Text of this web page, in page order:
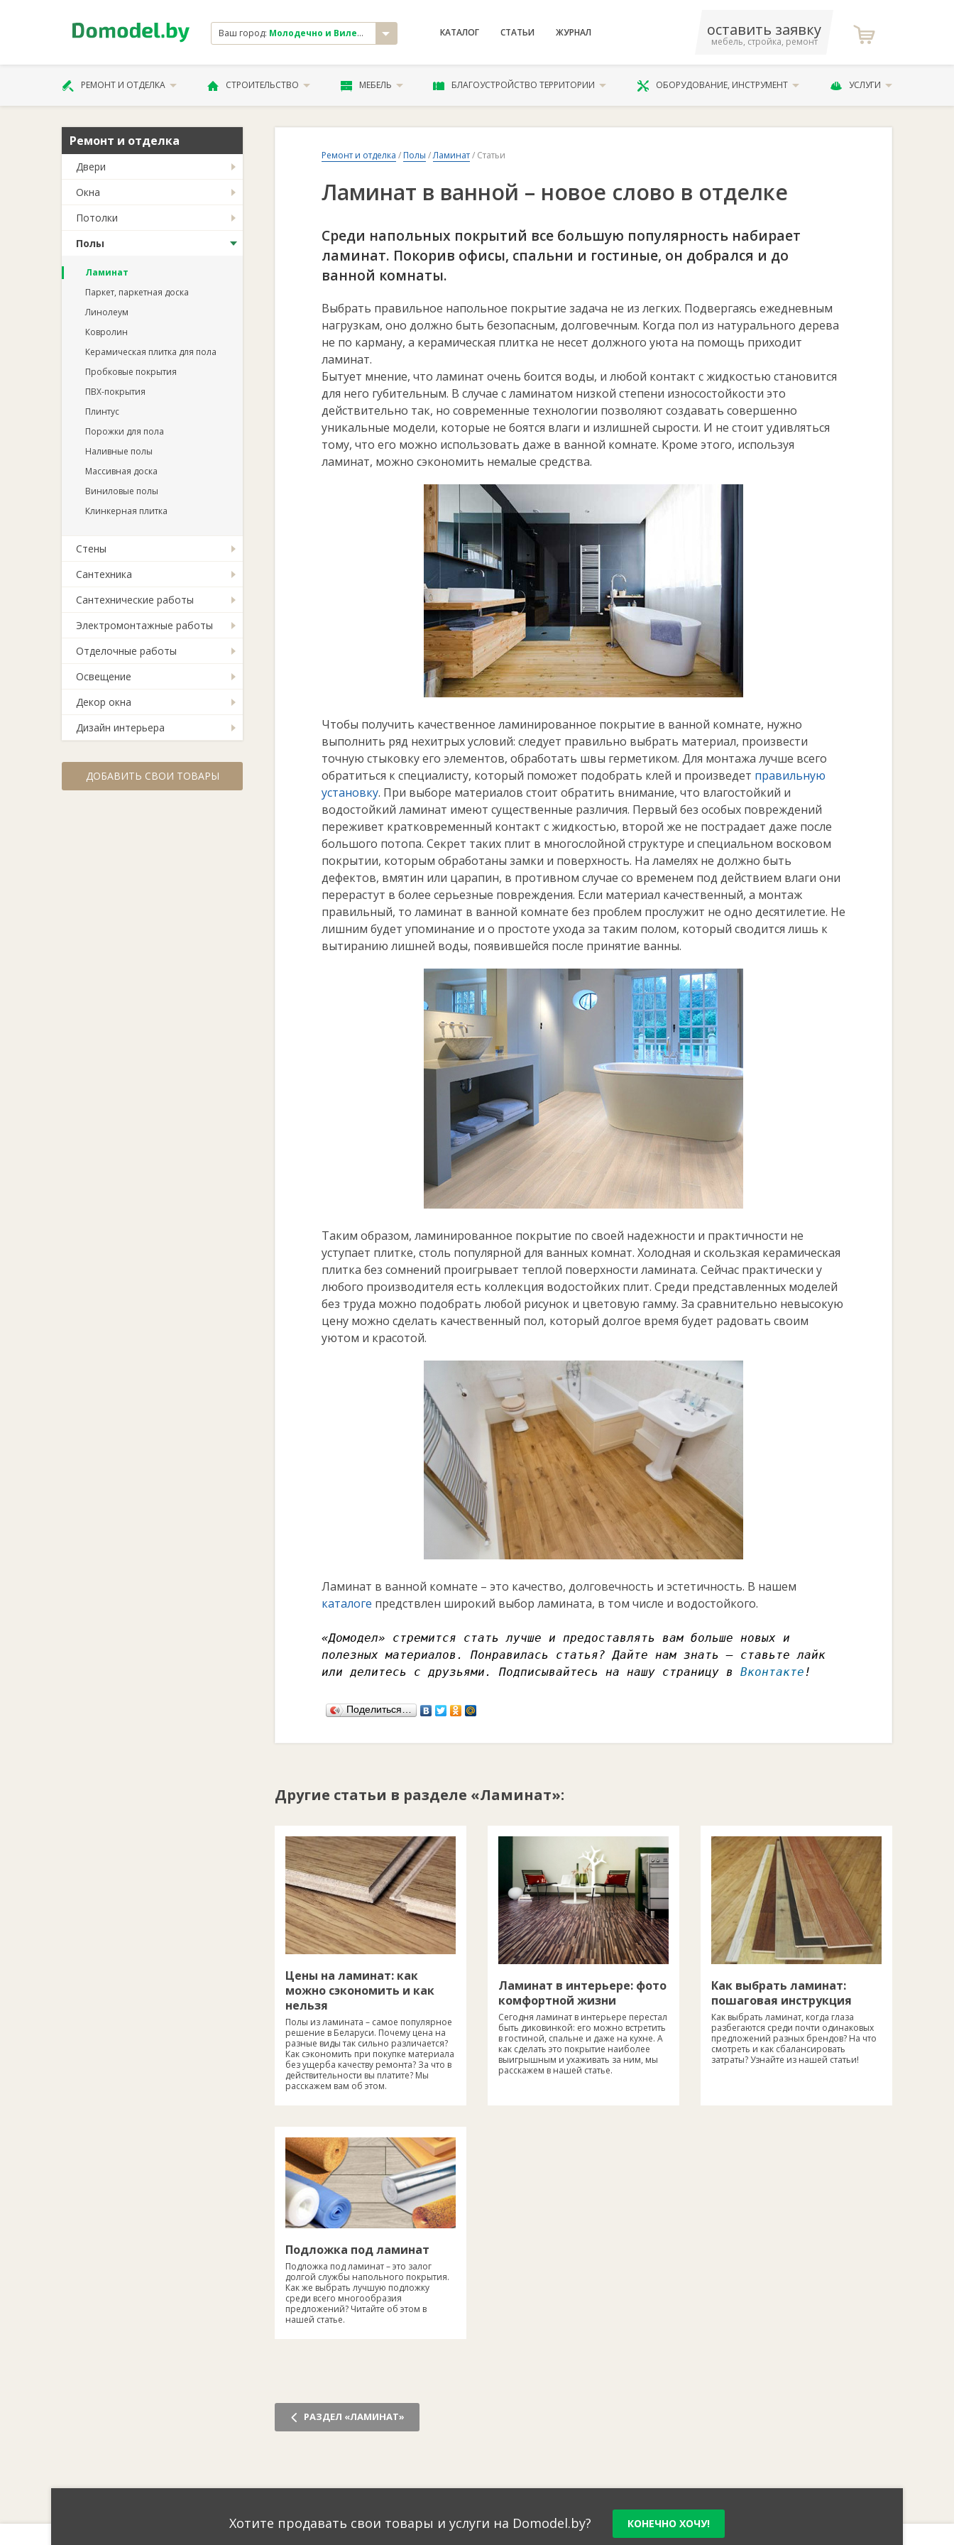
Ваш город: Молодечно и Вилейка КАТАЛОГ СТАТЬИ ЖУРНАЛ оставить заявку
мебель, стройка, ремонт
РЕМОНТ И ОТДЕЛКА СТРОИТЕЛЬСТВО МЕБЕЛЬ БЛАГОУСТРОЙСТВО ТЕРРИТОРИИ ОБОРУДОВАНИЕ, ИНСТРУМЕНТ УСЛУГИ
Ремонт и отделка
Двери
Окна
Потолки
Полы
Ламинат
Паркет, паркетная доска
Линолеум
Ковролин
Керамическая плитка для пола
Пробковые покрытия
ПВХ-покрытия
Плинтус
Порожки для пола
Наливные полы
Массивная доска
Виниловые полы
Клинкерная плитка
Стены
Сантехника
Сантехнические работы
Электромонтажные работы
Отделочные работы
Освещение
Декор окна
Дизайн интерьера
ДОБАВИТЬ СВОИ ТОВАРЫ
Ремонт и отделка / Полы /Ламинат/ Статьи
Ламинат в ванной – новое слово в отделке
Среди напольных покрытий все большую популярность набирает
ламинат. Покорив офисы, спальни и гостиные, он добрался и до
ванной комнаты.
Выбрать правильное напольное покрытие задача не из легких. Подвергаясь ежедневным
нагрузкам, оно должно быть безопасным, долговечным. Когда пол из натурального дерева
не по карману, а керамическая плитка не несет должного уюта на помощь приходит
ламинат.
Бытует мнение, что ламинат очень боится воды, и любой контакт с жидкостью становится
для него губительным. В случае с ламинатом низкой степени износостойкости это
действительно так, но современные технологии позволяют создавать совершенно
уникальные модели, которые не боятся влаги и излишней сырости. И не стоит удивляться
тому, что его можно использовать даже в ванной комнате. Кроме этого, используя
ламинат, можно сэкономить немалые средства.
Чтобы получить качественное ламинированное покрытие в ванной комнате, нужно
выполнить ряд нехитрых условий: следует правильно выбрать материал, произвести
точную стыковку его элементов, обработать швы герметиком. Для монтажа лучше всего
обратиться к специалисту, который поможет подобрать клей и произведет правильную
установку. При выборе материалов стоит обратить внимание, что влагостойкий и
водостойкий ламинат имеют существенные различия. Первый без особых повреждений
переживет кратковременный контакт с жидкостью, второй же не пострадает даже после
большого потопа. Секрет таких плит в многослойной структуре и специальном восковом
покрытии, которым обработаны замки и поверхность. На ламелях не должно быть
дефектов, вмятин или царапин, в противном случае со временем под действием влаги они
перерастут в более серьезные повреждения. Если материал качественный, а монтаж
правильный, то ламинат в ванной комнате без проблем прослужит не одно десятилетие. Не
лишним будет упоминание и о простоте ухода за таким полом, который сводится лишь к
вытиранию лишней воды, появившейся после принятие ванны.
Таким образом, ламинированное покрытие по своей надежности и практичности не
уступает плитке, столь популярной для ванных комнат. Холодная и скользкая керамическая
плитка без сомнений проигрывает теплой поверхности ламината. Сейчас практически у
любого производителя есть коллекция водостойких плит. Среди представленных моделей
без труда можно подобрать любой рисунок и цветовую гамму. За сравнительно невысокую
цену можно сделать качественный пол, который долгое время будет радовать своим
уютом и красотой.
Ламинат в ванной комнате ­– это качество, долговечность и эстетичность. В нашем
каталоге предствлен широкий выбор ламината, в том числе и водостойкого.
«Домодел» стремится стать лучше и предоставлять вам больше новых и
полезных материалов. Понравилась статья? Дайте нам знать – ставьте лайк
или делитесь с друзьями. Подписывайтесь на нашу страницу в Вконтакте !
Поделиться…
Другие статьи в разделе «Ламинат»:
Цены на ламинат: как
можно сэкономить и как
нельзя
Полы из ламината – самое популярное
решение в Беларуси. Почему цена на
разные виды так сильно различается?
Как сэкономить при покупке материала
без ущерба качеству ремонта? За что в
действительности вы платите? Мы
расскажем вам об этом.
Ламинат в интерьере: фото
комфортной жизни
Сегодня ламинат в интерьере перестал
быть диковинкой: его можно встретить
в гостиной, спальне и даже на кухне. А
как сделать это покрытие наиболее
выигрышным и ухаживать за ним, мы
расскажем в нашей статье.
Как выбрать ламинат:
пошаговая инструкция
Как выбрать ламинат, когда глаза
разбегаются среди почти одинаковых
предложений разных брендов? На что
смотреть и как сбалансировать
затраты? Узнайте из нашей статьи!
Подложка под ламинат
Подложка под ламинат – это залог
долгой службы напольного покрытия.
Как же выбрать лучшую подложку
среди всего многообразия
предложений? Читайте об этом в
нашей статье.
РАЗДЕЛ «ЛАМИНАТ»
Хотите продавать свои товары и услуги на Domodel.by? КОНЕЧНО ХОЧУ!